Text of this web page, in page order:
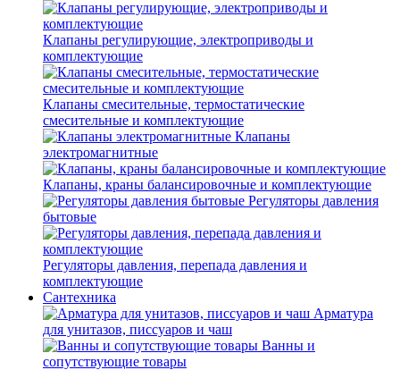
Клапаны регулирующие, электроприводы и
комплектующие
Клапаны смесительные, термостатические
смесительные и комплектующие
Клапаны
электромагнитные
Клапаны, краны балансировочные и комплектующие
Регуляторы давления
бытовые
Регуляторы давления, перепада давления и
комплектующие
Сантехника
Арматура
для унитазов, писсуаров и чаш
Ванны и
сопутствующие товары